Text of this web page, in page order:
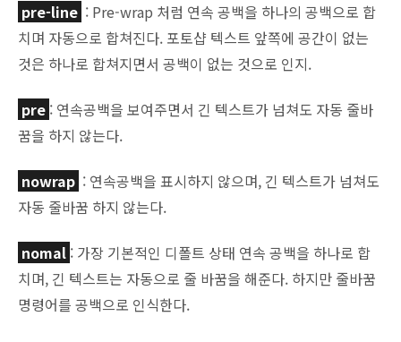
pre-line : Pre-wrap 처럼 연속 공백을 하나의 공백으로 합
치며 자동으로 합쳐진다. 포토샵 텍스트 앞쪽에 공간이 없는
것은 하나로 합쳐지면서 공백이 없는 것으로 인지.
pre : 연속공백을 보여주면서 긴 텍스트가 넘쳐도 자동 줄바
꿈을 하지 않는다.
nowrap : 연속공백을 표시하지 않으며, 긴 텍스트가 넘쳐도
자동 줄바꿈 하지 않는다.
nomal : 가장 기본적인 디폴트 상태 연속 공백을 하나로 합
치며, 긴 텍스트는 자동으로 줄 바꿈을 해준다. 하지만 줄바꿈
명령어를 공백으로 인식한다.